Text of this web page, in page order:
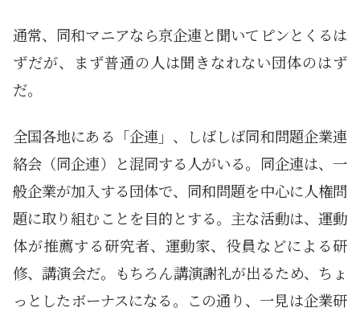
通常、同和マニアなら京企連と聞いてピンとくるは
ずだが、まず普通の人は聞きなれない団体のはず
だ。
全国各地にある「企連」、しばしば同和問題企業連
絡会（同企連）と混同する人がいる。同企連は、一
般企業が加入する団体で、同和問題を中心に人権問
題に取り組むことを目的とする。主な活動は、運動
体が推薦する研究者、運動家、役員などによる研
修、講演会だ。もちろん講演謝礼が出るため、ちょ
っとしたボーナスになる。この通り、一見は企業研